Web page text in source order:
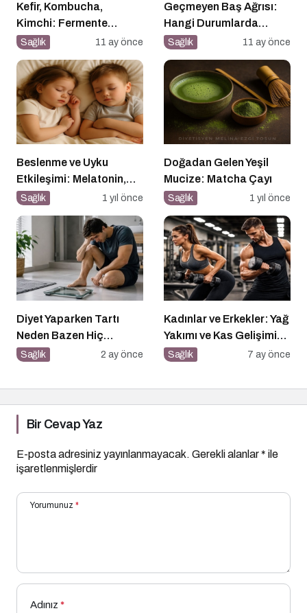
Kefir, Kombucha,
Kimchi: Fermente
Gıdalar Sağlıkta Yeni
Sağlık 11 ay önce
Geçmeyen Baş Ağrısı:
Hangi Durumlarda
Ciddiye Alınmalı?
Sağlık 11 ay önce
Beslenme ve Uyku
Etkileşimi: Melatonin,
Triptofan ve Çocuk
Sağlık 1 yıl önce
Doğadan Gelen Yeşil
Mucize: Matcha Çayı
Sağlık 1 yıl önce
Diyet Yaparken Tartı
Neden Bazen Hiç
Oynamaz?
Sağlık 2 ay önce
Kadınlar ve Erkekler: Yağ
Yakımı ve Kas Gelişimi
Arasındaki Farklar
Sağlık 7 ay önce
Bir Cevap Yaz
E-posta adresiniz yayınlanmayacak. Gerekli alanlar* ile
işaretlenmişlerdir
Yorumunuz *
Adınız *